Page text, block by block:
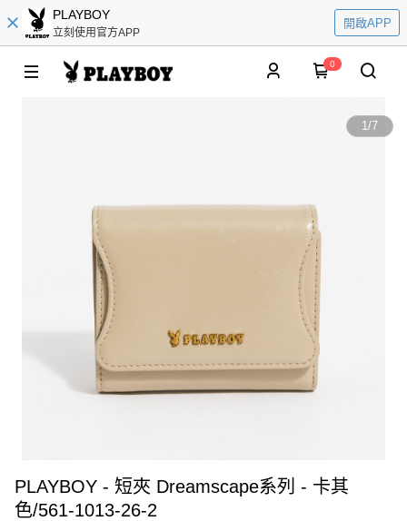
PLAYBOY
立刻使用官方APP
開啟APP
0
1/7
PLAYBOY - 短夾 Dreamscape系列 - 卡其
色/561-1013-26-2